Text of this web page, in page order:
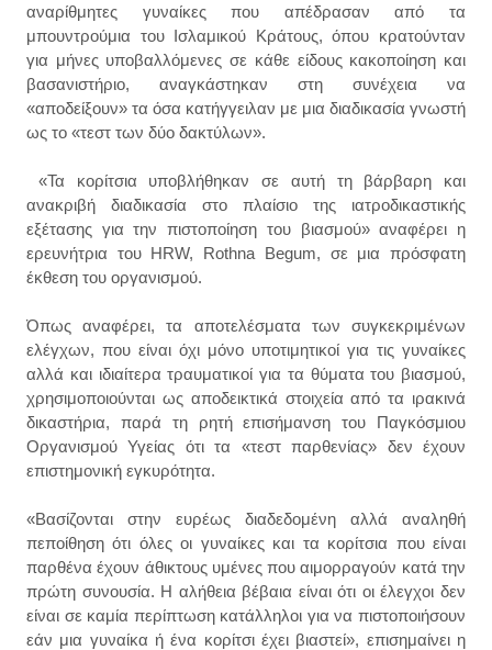
αναρίθμητες γυναίκες που απέδρασαν από τα
μπουντρούμια του Ισλαμικού Κράτους, όπου κρατούνταν
για μήνες υποβαλλόμενες σε κάθε είδους κακοποίηση και
βασανιστήριο, αναγκάστηκαν στη συνέχεια να
«αποδείξουν» τα όσα κατήγγειλαν με μια διαδικασία γνωστή
ως το «τεστ των δύο δακτύλων».
«Τα κορίτσια υποβλήθηκαν σε αυτή τη βάρβαρη και
ανακριβή διαδικασία στο πλαίσιο της ιατροδικαστικής
εξέτασης για την πιστοποίηση του βιασμού» αναφέρει η
ερευνήτρια του HRW, Rothna Begum, σε μια πρόσφατη
έκθεση του οργανισμού.
Όπως αναφέρει, τα αποτελέσματα των συγκεκριμένων
ελέγχων, που είναι όχι μόνο υποτιμητικοί για τις γυναίκες
αλλά και ιδιαίτερα τραυματικοί για τα θύματα του βιασμού,
χρησιμοποιούνται ως αποδεικτικά στοιχεία από τα ιρακινά
δικαστήρια, παρά τη ρητή επισήμανση του Παγκόσμιου
Οργανισμού Υγείας ότι τα «τεστ παρθενίας» δεν έχουν
επιστημονική εγκυρότητα.
«Βασίζονται στην ευρέως διαδεδομένη αλλά αναληθή
πεποίθηση ότι όλες οι γυναίκες και τα κορίτσια που είναι
παρθένα έχουν άθικτους υμένες που αιμορραγούν κατά την
πρώτη συνουσία. Η αλήθεια βέβαια είναι ότι οι έλεγχοι δεν
είναι σε καμία περίπτωση κατάλληλοι για να πιστοποιήσουν
εάν μια γυναίκα ή ένα κορίτσι έχει βιαστεί», επισημαίνει η